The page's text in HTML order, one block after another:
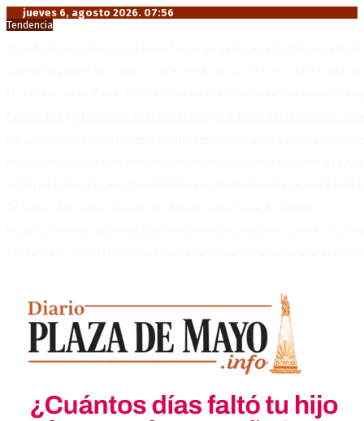
jueves 6, agosto 2026. 07:56
Tendencia